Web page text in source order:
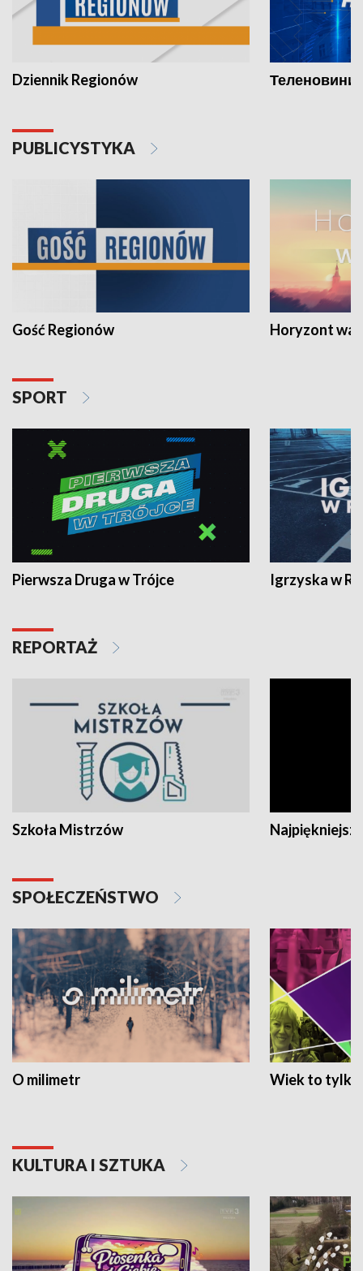
Dziennik Regionów Теленовини
PUBLICYSTYKA
Gość Regionów Horyzont
SPORT
Pierwsza Druga w Trójce Igrzyska w
REPORTAŻ
Szkoła Mistrzów
SPOŁECZEŃSTWO
O milimetr Wiek to tylko
KULTURA I SZTUKA